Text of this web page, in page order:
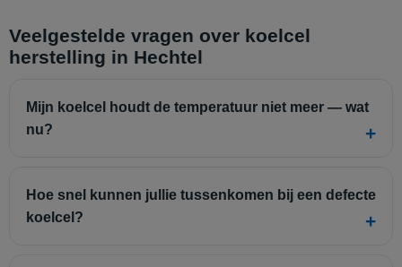
Veelgestelde vragen over koelcel
herstelling in Hechtel
Mijn koelcel houdt de temperatuur niet meer — wat
nu?
Hoe snel kunnen jullie tussenkomen bij een defecte
koelcel?